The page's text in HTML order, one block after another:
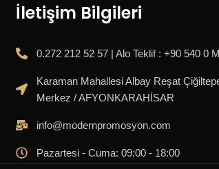
İletişim Bilgileri
0.272 212 52 57 | Alo Teklif : +90 540 0
Karaman Mahallesi Albay Reşat
Merkez / AFYONKARAHİSAR
info@modernpromosyon.com
Pazartesi - Cuma: 09:00 - 18:00